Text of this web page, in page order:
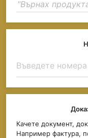
Качете документ,
Например фактура,